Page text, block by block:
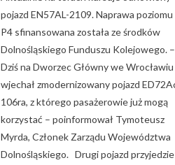
pojazd EN57AL-2109. Naprawa poziomu
P4 sfinansowana została ze środków
Dolnośląskiego Funduszu Kolejowego. –
Dziś na Dworzec Główny we Wrocławiu
wjechał zmodernizowany pojazd
106ra, z którego pasażerowie już mogą
korzystać – poinformował Tymoteusz
Myrda, Członek Zarządu Województwa
Dolnośląskiego. Drugi pojazd przyjedzie